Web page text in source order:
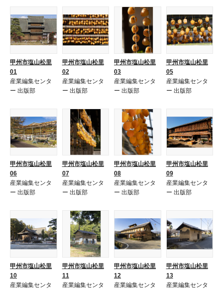
甲州市塩山松里
01
産業編集センタ
ー 出版部
甲州市塩山松里
02
産業編集センタ
ー 出版部
甲州市塩山松里
03
産業編集センタ
ー 出版部
甲州市塩山松里
05
産業編集センタ
ー 出版部
甲州市塩山松里
06
産業編集センタ
ー 出版部
甲州市塩山松里
07
産業編集センタ
ー 出版部
甲州市塩山松里
08
産業編集センタ
ー 出版部
甲州市塩山松里
09
産業編集センタ
ー 出版部
甲州市塩山松里
10
産業編集センタ
甲州市塩山松里
11
産業編集センタ
甲州市塩山松里
12
産業編集センタ
甲州市塩山松里
13
産業編集センタ